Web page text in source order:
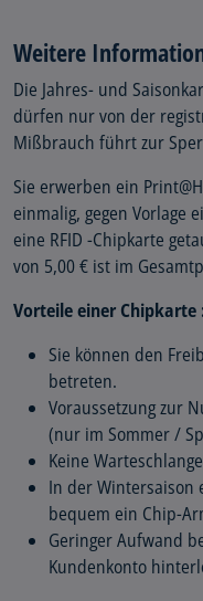
Weitere
Die Jahres- und
dürfen nur von der
Mißbrauch führt zur
Sie erwerben ein
einmalig, gegen Vorlage
eine RFID -Chipkarte
von 5,00 € ist im
Vorteile einer Chipkarte
Sie können den
betreten.
Voraussetzung zur
(nur im Sommer /
Keine
In der Wintersaison
bequem ein Chip-
Geringer Aufwand
Kundenkonto